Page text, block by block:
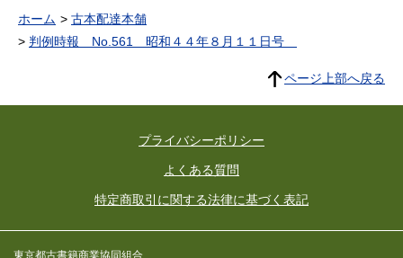
ホーム
古本配達本舗
判例時報 No.561 昭和４４年８月１１日号
ページ上部へ戻る
プライバシーポリシー
よくある質問
特定商取引に関する法律に基づく表記